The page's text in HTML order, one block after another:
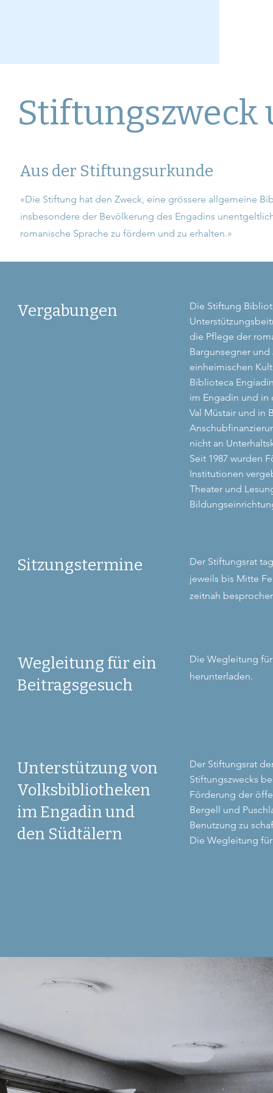
Stiftungszweck
Aus der Stiftungsurkunde
«Die Stiftung hat den Zweck, eine grössere allgemeine
insbesondere der Bevölkerung des Engadins
romanische Sprache zu fördern und zu erhalten.»
Vergabungen
Die Stiftung
die Pflege der
Bargunsegner
einheimischen
Biblioteca
im Engadin und in
Val Müstair und in
nicht an
Seit 1987 wurden
Institutionen
Theater und
Sitzungstermine
Der Stiftungsrat
jeweils bis Mitte
zeitnah
Wegleitung für ein
Beitragsgesuch
Die Wegleitung
herunterladen.
Unterstützung von
Volksbibliotheken
im Engadin und
den Südtälern
Der Stiftungsrat
Stiftungszwecks
Förderung der
Bergell und
Benutzung zu
Die Wegleitung